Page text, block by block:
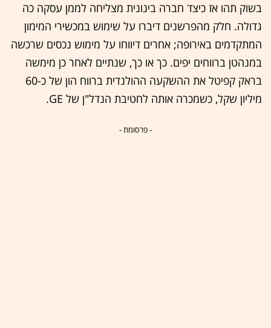
בשוק תהו אז כיצד חברה בינונית מצליחה לממן עסקה כה
גדולה. חלק מהפרשנים דיברו על שימוש במכשירי המימון
המתקדמים באירופה; אחרים דיווחו על מימוש נכסים שרכשה
במנהטן ברווחים יפים. כך או כך, שנתיים לאחר כן מימשה
בראק קפיטל את ההשקעה ההולנדית ברווח הון של כ-60
מיליון שקל, כשמכרה אותה לחטיבת הנדל"ן של GE.
- פרסומת -